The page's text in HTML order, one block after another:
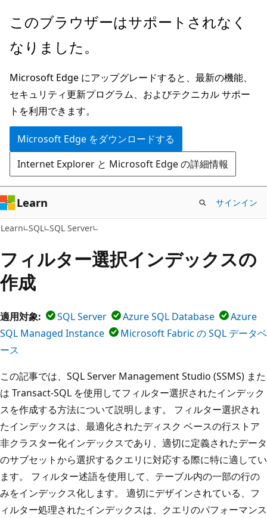
メ
ン
ン
テ
ン
ツ
に
ス
キ
ッ
プ
このブラウザーはサポートされなく
なりました。
Microsoft Edge にアップグレードすると、最新の機能、
セキュリティ更新プログラム、およびテクニカル サポー
トを利用できます。
Microsoft Edge をダウンロードする
Internet Explorer と Microsoft Edge の詳細情報
Learn サインイン
Learn SQL SQL Server
フィルター選択インデックスの
作成
適用対象: SQL Server Azure SQL Database
Azure
SQL Managed Instance
Microsoft Fabric の SQL データベ
ース
この記事では、SQL Server Management Studio (SSMS) また
は Transact-SQL を使用してフィルター選択されたインデック
スを作成する方法について説明します。 フィルター選択され
たインデックスは、最適化されたディスク ベースの行ストア
非クラスター化インデックスであり、適切に定義されたデータ
のサブセットから選択するクエリに対応する際に特に適してい
ます。 フィルター述語を使用して、テーブル内の一部の行の
みをインデックス化します。 適切にデザインされている、フ
ィルター処理されたインデックスは、クエリのパフォーマンス